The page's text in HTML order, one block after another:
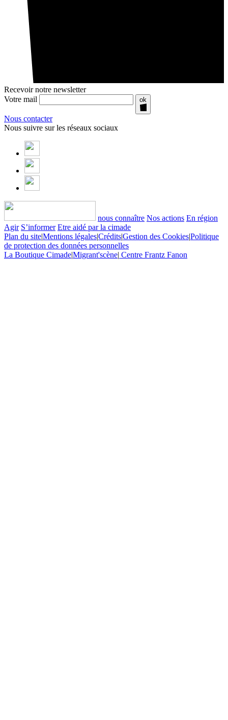
Recevoir notre newsletter
Votre mail
ok
Nous contacter
Nous suivre sur les réseaux sociaux
nous connaître Nos actions En région
Agir S’informer Etre aidé par la cimade
Plan du site|Mentions légales|Crédits|Gestion des Cookies|Politique
de protection des données personnelles
La Boutique Cimade|Migrant'scène| Centre Frantz Fanon